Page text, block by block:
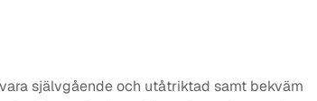
självgående och utåtriktad samt bekväm